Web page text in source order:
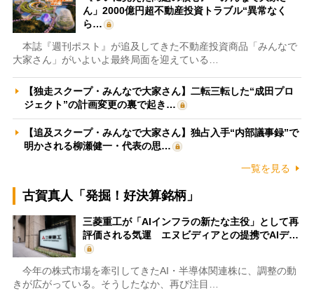
ん」2000億円超不動産投資トラブル“異常なく
ら…
本誌『週刊ポスト』が追及してきた不動産投資商品「みんなで
大家さん」がいよいよ最終局面を迎えている…
【独走スクープ・みんなで大家さん】二転三転した“成田プロ
ジェクト”の計画変更の裏で起き…
【追及スクープ・みんなで大家さん】独占入手“内部議事録”で
明かされる柳瀬健一・代表の思…
一覧を見る
古賀真人「発掘！好決算銘柄」
三菱重工が「AIインフラの新たな主役」として再
評価される気運 エヌビディアとの提携でAIデ…
今年の株式市場を牽引してきたAI・半導体関連株に、調整の動
きが広がっている。そうしたなか、再び注目…